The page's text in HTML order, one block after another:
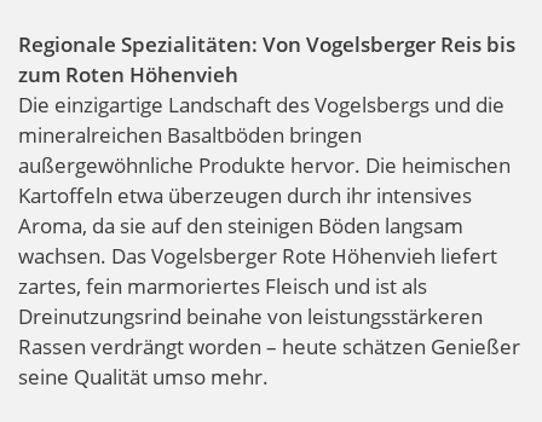
Regionale Spezialitäten: Von Vogelsberger Reis bis
zum Roten Höhenvieh
Die einzigartige Landschaft des Vogelsbergs und die
mineralreichen Basaltböden bringen
außergewöhnliche Produkte hervor. Die heimischen
Kartoffeln etwa überzeugen durch ihr intensives
Aroma, da sie auf den steinigen Böden langsam
wachsen. Das Vogelsberger Rote Höhenvieh liefert
zartes, fein marmoriertes Fleisch und ist als
Dreinutzungsrind beinahe von leistungsstärkeren
Rassen verdrängt worden – heute schätzen Genießer
seine Qualität umso mehr.